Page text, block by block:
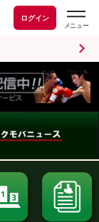
ログイン